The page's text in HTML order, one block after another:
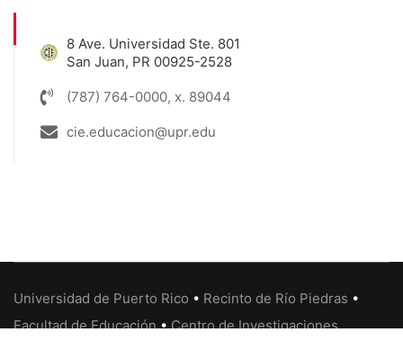
8 Ave. Universidad Ste. 801
San Juan, PR 00925-2528
(787) 764-0000, x. 89044
cie.educacion@upr.edu
Universidad de Puerto Rico • Recinto de Río Piedras •
Facultad de Educación•Centro de Investigaciones